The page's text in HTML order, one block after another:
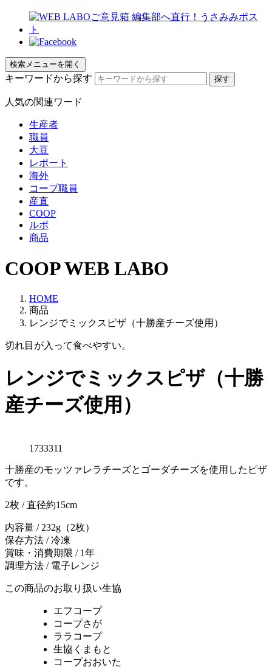
検索メニューを開く
キーワードから探す
人気の関連ワード
生産者
職員
大豆
レポート
海外
コープ職員
産直
COOP
ルポ
商品
COOP WEB LABO
HOME
商品
レンジでミックスピザ （十勝産チーズ使用）
切れ目が入って食べやすい。
レンジでミックスピザ（十勝
産チーズ使用）
1733311
十勝産のモッツァレラチーズとゴーダチーズを使用したピザ
です。
2枚 / 直径約15cm
内容量 / 232g（2枚）
保存方法 / 冷凍
賞味・消費期限 / 1年
調理方法 / 電子レンジ
この商品のお取り扱い生協
エフコープ
コープさが
ララコープ
生協くまもと
コープおおいた